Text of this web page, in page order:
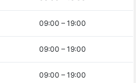
09:00 –19:00
09:00 –19:00
09:00 –19:00